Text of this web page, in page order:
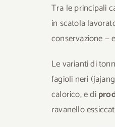
Tra le principali
in scatola
conservazione —
Le varianti di
fagioli neri
calorico, e di
ravanello